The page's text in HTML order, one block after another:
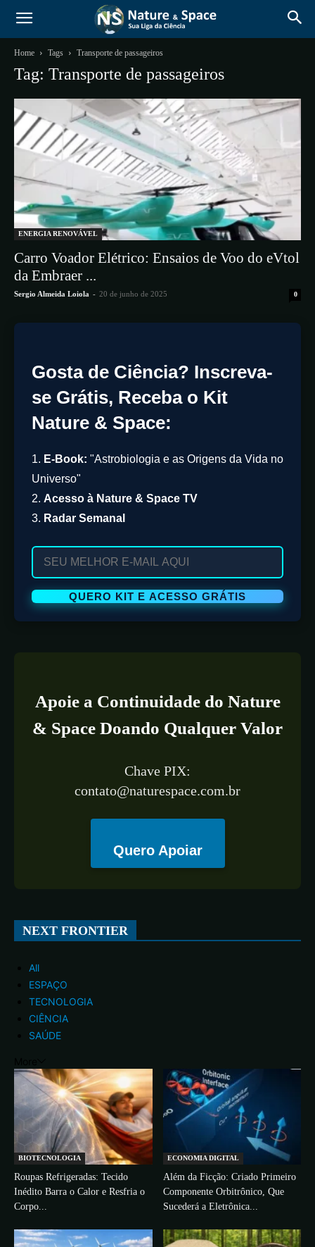
Home Tags Transporte de passageiros
Tag: Transporte de passageiros
ENERGIA RENOVÁVEL
Carro Voador Elétrico: Ensaios de Voo do eVtol
da Embraer ...
Sergio Almeida Loiola - 20 de junho de 2025 0
Gosta de Ciência? Inscreva-
se Grátis, Receba o Kit
Nature & Space:
1. E-Book: "Astrobiologia e as Origens da Vida no
Universo"
2. Acesso à Nature & Space TV
3. Radar Semanal
Apoie a Continuidade do Nature
& Space Doando Qualquer Valor
Chave PIX:
contato@naturespace.com.br
Quero Apoiar
NEXT FRONTIER
All
ESPAÇO
TECNOLOGIA
CIÊNCIA
SAÚDE
BIOTECNOLOGIA
Roupas Refrigeradas: Tecido
Inédito Barra o Calor e Resfria o
Corpo...
ECONOMIA DIGITAL
Além da Ficção: Criado Primeiro
Componente Orbitrônico, Que
Sucederá a Eletrônica...